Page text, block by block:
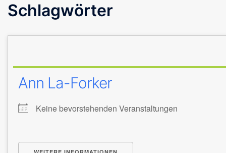
Schlagwörter
Ann La-Forker
Keine bevorstehenden Veranstaltungen